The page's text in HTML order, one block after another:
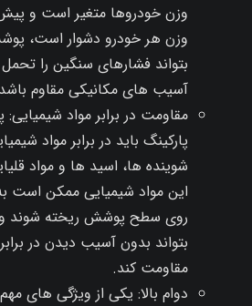
وزن خودروها متغیر است و
وزن هر خودرو دشوار است،
بتواند فشارهای سنگین را تحمل
آسیب‌ های مکانیکی مقاوم
مقاومت در برابر مواد
پارکینگ باید در برابر مواد
شوینده‌ ها، اسید ها و مواد
این مواد شیمیایی ممکن است
روی سطح پوشش ریخته شوند
بتواند بدون آسیب دیدن در
مقاومت کند.
دوام بالا: یکی از ویژگی‌ های